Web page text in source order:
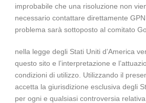
improbabile che una risoluzione non
necessario contattare direttamente
problema sarà sottoposto al comitato
nella legge degli Stati Uniti d’America
questo sito e l’interpretazione e
condizioni di utilizzo. Utilizzando il
accetta la giurisdizione esclusiva degli
per ogni e qualsiasi controversia